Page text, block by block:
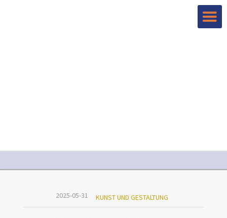
2025-05-31 KUNST UND GESTALTUNG